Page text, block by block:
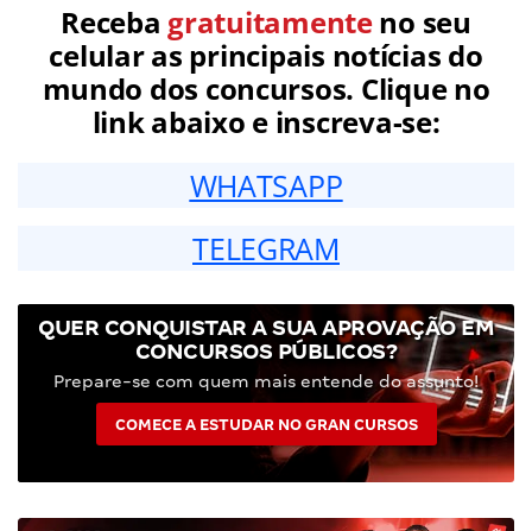
Receba gratuitamenteno seu
celular as principais notícias do
mundo dos concursos. Clique no
link abaixo e inscreva-se:
WHATSAPP
TELEGRAM
QUER CONQUISTAR A SUA APROVAÇÃO EM
CONCURSOS PÚBLICOS?
Prepare-se com quem mais entende do assunto!
COMECE A ESTUDAR NO GRAN CURSOS